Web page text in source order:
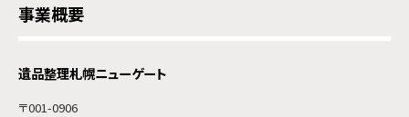
事業概要
遺品整理札幌ニューゲート
〒001-0906